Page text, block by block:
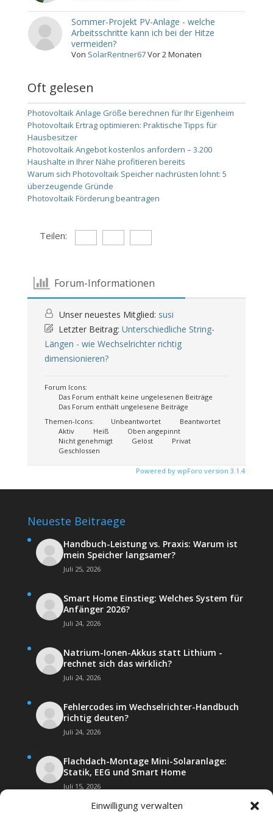
Einwilligung verwalten
Sommer-Projekt PV-Anlage - welche
Arbeitsschritte kann ich bei der Hitze
vermeiden?
Von SolarRentner67Vor 2 Monaten
Oft gelesen
Photovoltaik Anlage Größe berechnen für Ihr Eigenheim
Photovoltaik Ertrag optimieren: Praktische Tipps für
Hausbesitzer
Photovoltaik Angebot kostenlos anfordern – 3.200
Haushalte in Ihrer Nähe profitieren bereits
Warum sich Photovoltaik Speicher nachrüsten lohnt: 5
überzeugende Gründe
Photovoltaik Förderung beantragen
Teilen:
Forum-Informationen
Unser neuestes Mitglied: susi
Letzter Beitrag: Unterschiedliche String-
Längen - wie Wechselrichter richtig
dimensionieren?
Forum Icons:
Das Forum enthält keine ungelesenen Beiträge
Das Forum enthält ungelesene Beiträge
Themen-Icons:
Unbeantwortet
Beantwortet
Aktiv
Heiß
Oben angepinnt
Nicht genehmigt
Gelöst
Privat
Geschlossen
Powered by wpForo version 3.1.4
Neueste Beitraege
Handbuch-Leistung vs. Praxis: Warum ist
mein Speicher langsamer?
Juli 25, 2026
Smart Home Einstieg: Welches System für
Anfänger 2026?
Juli 24, 2026
Natrium-Ionen-Akkus statt Lithium -
rechnet sich das wirklich?
Juli 24, 2026
Fehlercodes im Wechselrichter-Handbuch
richtig deuten?
Juli 24, 2026
Flachdach-Montage Mini-Solaranlage:
Statik, EEG und Smart Home
Juli 15, 2026